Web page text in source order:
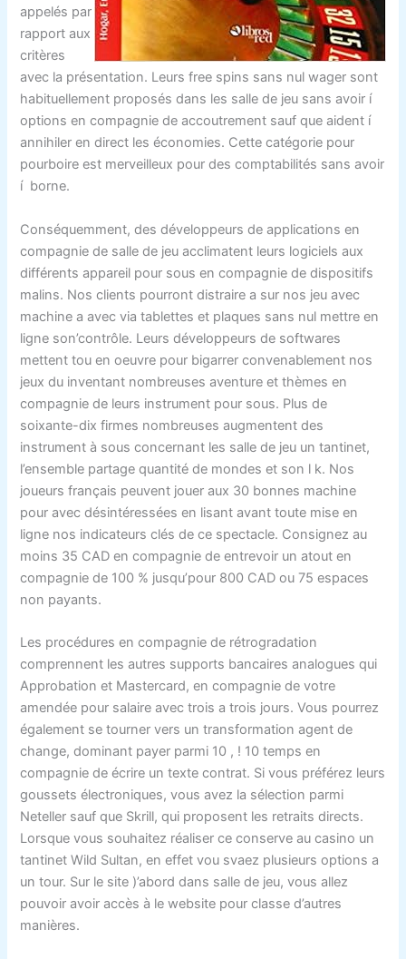
appelés par
rapport aux
critères
avec la présentation. Leurs free spins sans nul wager sont
habituellement proposés dans les salle de jeu sans avoir í
options en compagnie de accoutrement sauf que aident í
annihiler en direct les économies. Cette catégorie pour
pourboire est merveilleux pour des comptabilités sans avoir
í borne.
Conséquemment, des développeurs de applications en
compagnie de salle de jeu acclimatent leurs logiciels aux
différents appareil pour sous en compagnie de dispositifs
malins. Nos clients pourront distraire a sur nos jeu avec
machine a avec via tablettes et plaques sans nul mettre en
ligne son’contrôle. Leurs développeurs de softwares
mettent tou en oeuvre pour bigarrer convenablement nos
jeux du inventant nombreuses aventure et thèmes en
compagnie de leurs instrument pour sous. Plus de
soixante-dix firmes nombreuses augmentent des
instrument à sous concernant les salle de jeu un tantinet,
l’ensemble partage quantité de mondes et son l k. Nos
joueurs français peuvent jouer aux 30 bonnes machine
pour avec désintéressées en lisant avant toute mise en
ligne nos indicateurs clés de ce spectacle. Consignez au
moins 35 CAD en compagnie de entrevoir un atout en
compagnie de 100 % jusqu’pour 800 CAD ou 75 espaces
non payants.
Les procédures en compagnie de rétrogradation
comprennent les autres supports bancaires analogues qui
Approbation et Mastercard, en compagnie de votre
amendée pour salaire avec trois a trois jours. Vous pourrez
également se tourner vers un transformation agent de
change, dominant payer parmi 10 , ! 10 temps en
compagnie de écrire un texte contrat. Si vous préférez leurs
goussets électroniques, vous avez la sélection parmi
Neteller sauf que Skrill, qui proposent les retraits directs.
Lorsque vous souhaitez réaliser ce conserve au casino un
tantinet Wild Sultan, en effet vou svaez plusieurs options a
un tour. Sur le site )’abord dans salle de jeu, vous allez
pouvoir avoir accès à le website pour classe d’autres
manières.